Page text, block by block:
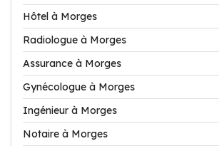
Hôtel à Morges
Radiologue à Morges
Assurance à Morges
Gynécologue à Morges
Ingénieur à Morges
Notaire à Morges